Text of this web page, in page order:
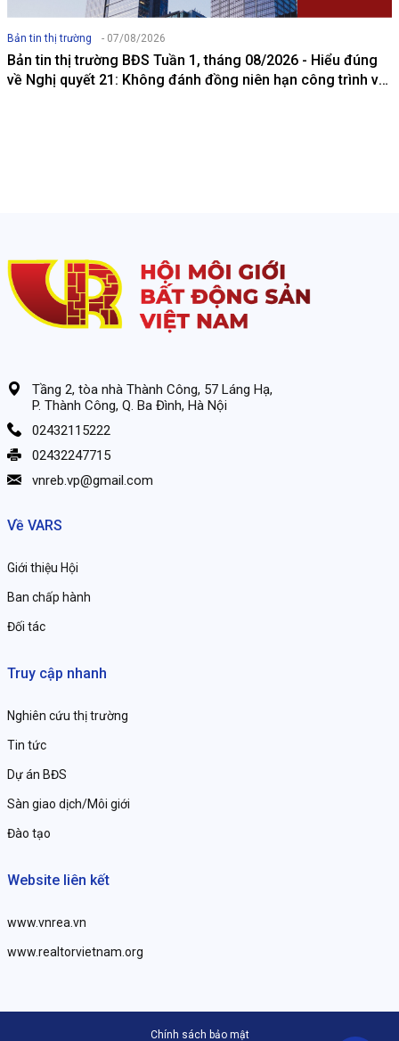
Bản tin thị trường - 07/08/2026
Bản tin thị trường BĐS Tuần 1, tháng 08/2026 - Hiểu đúng
về Nghị quyết 21: Không đánh đồng niên hạn công trình với
Tầng 2, tòa nhà Thành Công, 57 Láng Hạ,
P. Thành Công, Q. Ba Đình, Hà Nội
02432115222
02432247715
vnreb.vp@gmail.com
Về VARS
Giới thiệu Hội
Ban chấp hành
Đối tác
Truy cập nhanh
Nghiên cứu thị trường
Tin tức
Dự án BĐS
Sàn giao dịch/Môi giới
Đào tạo
Website liên kết
www.vnrea.vn
www.realtorvietnam.org
Chính sách bảo mật